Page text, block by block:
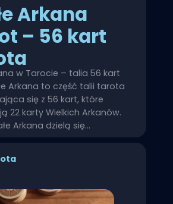
Arkana
– 56 kart
w Tarocie – talia 56 kart
Arkana to część talii tarota
się z 56 kart, które
22 karty Wielkich Arkanów.
Arkana dzielą się…